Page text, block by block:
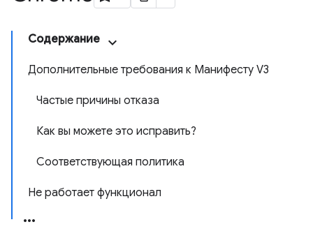
Содержание
Дополнительные требования к Манифесту V3
Частые причины отказа
Как вы можете это исправить?
Соответствующая политика
Не работает функционал